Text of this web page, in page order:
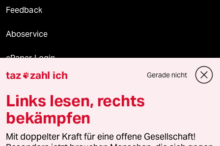
Feedback
Aboservice
ePaper Login
Downloads für Abonnierende
© 2026 taz Verlags und Vertriebs GmbH
Alle Rechte vorbehalten. Bei rechtlichen Fragen oder für Genehmigungen
wenden Sie sich bitte an
lizenzen@taz.de
taz zahl ich Gerade nicht
Links lesen, rechts
bekämpfen
Mit doppelter Kraft für eine offene Gesellschaft!